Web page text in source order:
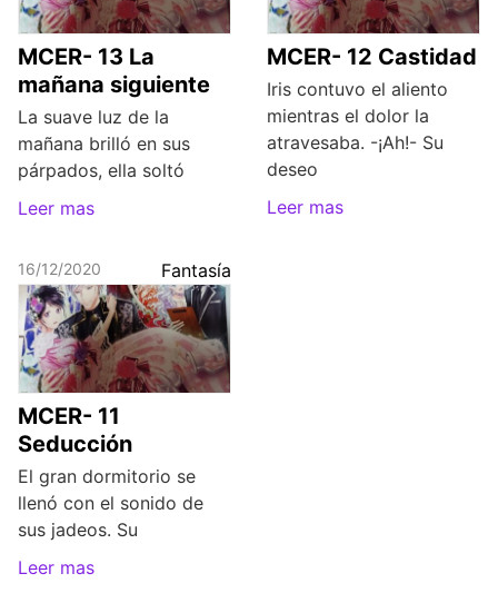
MCER- 13 La
mañana siguiente
La suave luz de la
mañana brilló en sus
párpados, ella soltó
Leer mas
MCER- 12 Castidad
Iris contuvo el aliento
mientras el dolor la
atravesaba. -¡Ah!- Su
deseo
Leer mas
16/12/2020 Fantasía
MCER- 11
Seducción
El gran dormitorio se
llenó con el sonido de
sus jadeos. Su
Leer mas